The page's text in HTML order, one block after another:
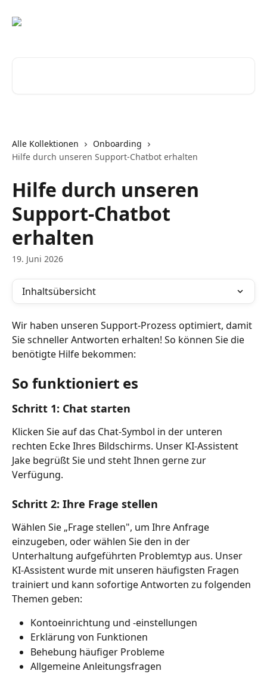
Alle Kollektionen
Onboarding
Hilfe durch unseren Support-Chatbot erhalten
Hilfe durch unseren
Support-Chatbot
erhalten
19. Juni 2026
Inhaltsübersicht
Wir haben unseren Support-Prozess optimiert, damit
Sie schneller Antworten erhalten! So können Sie die
benötigte Hilfe bekommen:
So funktioniert es
Schritt 1: Chat starten
Klicken Sie auf das Chat-Symbol in der unteren
rechten Ecke Ihres Bildschirms. Unser KI-Assistent
Jake begrüßt Sie und steht Ihnen gerne zur
Verfügung.
Schritt 2: Ihre Frage stellen
Wählen Sie „Frage stellen", um Ihre Anfrage
einzugeben, oder wählen Sie den in der
Unterhaltung aufgeführten Problemtyp aus. Unser
KI-Assistent wurde mit unseren häufigsten Fragen
trainiert und kann sofortige Antworten zu folgenden
Themen geben:
Kontoeinrichtung und -einstellungen
Erklärung von Funktionen
Behebung häufiger Probleme
Allgemeine Anleitungsfragen